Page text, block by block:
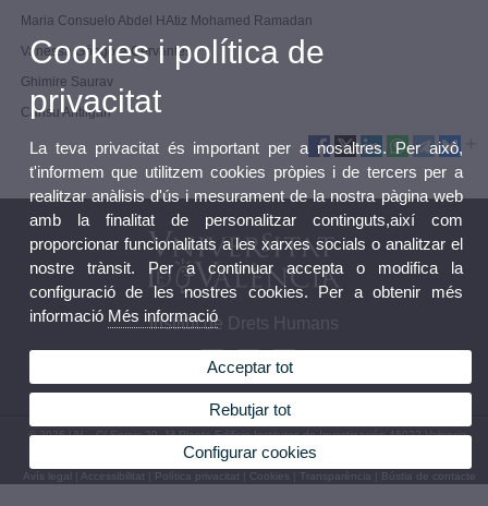
Maria Consuelo Abdel HAtiz Mohamed Ramadan
Vanessa Góngora Cervantes
Ghimire Saurav
Cansu Antilgan
Institut de Drets Humans
© 2026 UV. - C/ Serpis 29, 1ª Planta Edificio Institutos de Investigación 46022 Valencia.
Telèfon: 96 162 54 17
Avís legal Accessibilitat Política privacitat Cookies Transparència Bústia de contacte
Cookies i política de
privacitat
La teva privacitat és important per a nosaltres. Per això,
t'informem que utilitzem cookies pròpies i de tercers per a
realitzar anàlisis d'ús i mesurament de la nostra pàgina web
amb la finalitat de personalitzar continguts,així com
proporcionar funcionalitats a les xarxes socials o analitzar el
nostre trànsit. Per a continuar accepta o modifica la
configuració de les nostres cookies. Per a obtenir més
informació Més informació
Acceptar tot
Rebutjar tot
Configurar cookies